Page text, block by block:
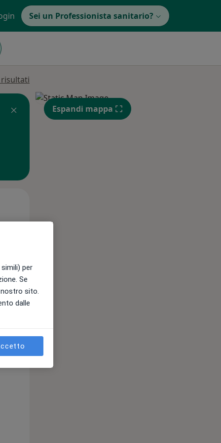
Sei un Professionista sanitario?
Mer,
Espandi mappa
per
Se
sito.
dalle